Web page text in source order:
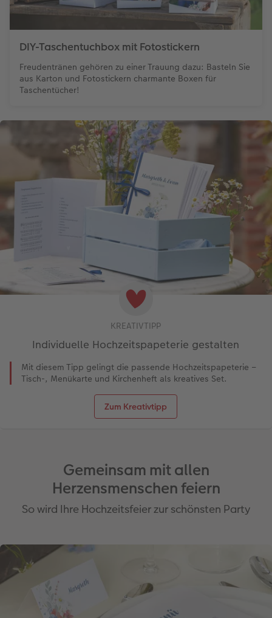
DIY-Taschentuchbox mit Fotostickern
Freudentränen gehören zu einer Trauung dazu: Basteln Sie
aus Karton und Fotostickern charmante Boxen für
Taschentücher!
KREATIVTIPP
Individuelle Hochzeitspapeterie gestalten
Mit diesem Tipp gelingt die passende Hochzeitspapeterie –
Tisch-, Menükarte und Kirchenheft als kreatives Set.
Zum Kreativtipp
Gemeinsam mit allen
Herzensmenschen feiern
So wird Ihre Hochzeitsfeier zur schönsten Party